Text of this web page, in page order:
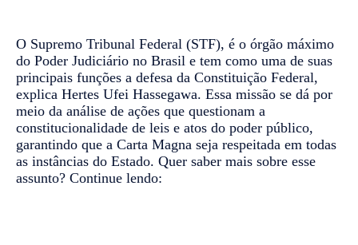
O Supremo Tribunal Federal (STF), é o órgão máximo
do Poder Judiciário no Brasil e tem como uma de suas
principais funções a defesa da Constituição Federal,
explica Hertes Ufei Hassegawa. Essa missão se dá por
meio da análise de ações que questionam a
constitucionalidade de leis e atos do poder público,
garantindo que a Carta Magna seja respeitada em todas
as instâncias do Estado. Quer saber mais sobre esse
assunto? Continue lendo: